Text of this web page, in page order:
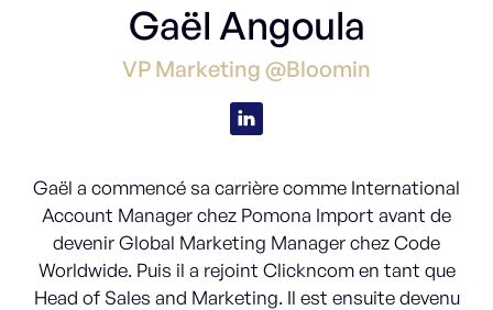
Gaël Angoula
VP Marketing @Bloomin
Gaël a commencé sa carrière comme International
Account Manager chez Pomona Import avant de
devenir Global Marketing Manager chez Code
Worldwide. Puis il a rejoint Clickncom en tant que
Head of Sales and Marketing. Il est ensuite devenu